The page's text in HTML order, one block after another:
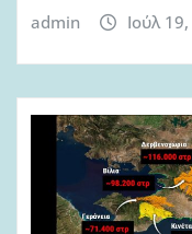
admin Ιούλ